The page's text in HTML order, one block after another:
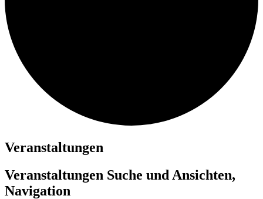
Veranstaltungen
Veranstaltungen Suche und Ansichten,
Navigation